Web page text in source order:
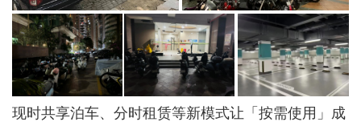
现时共享泊车、分时租赁等新模式让「按需使用」成